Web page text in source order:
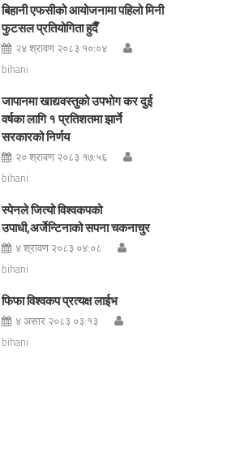
बिहानी एफसीको आयोजनामा पहिलो मिनी
फुटसल प्रतियोगिता हुदैँ
२४ श्रावण २०८३ १०:०४
bihani
जापानमा खाद्यवस्तुको उपभोग कर दुई
वर्षका लागि १ प्रतिशतमा झार्ने
सरकारको निर्णय
२० श्रावण २०८३ १७:५६
bihani
स्पेनले जित्यो विश्वकपको
उपाधी,अर्जेन्टिनाको सपना चकनाचुर
४ श्रावण २०८३ ०४:०८
bihani
फिफा विश्वकप प्रत्यक्ष लाईभ
४ असार २०८३ ०३:१३
bihani